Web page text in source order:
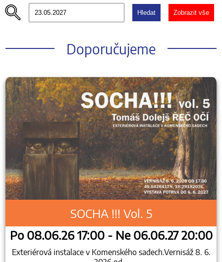
Hledat Zobrazit vše
Doporučujeme
SOCHA !!! Vol. 5
Po 08.06.26 17:00 - Ne 06.06.27 20:00
Exteriérová instalace v Komenského sadech.Vernisáž 8. 6.